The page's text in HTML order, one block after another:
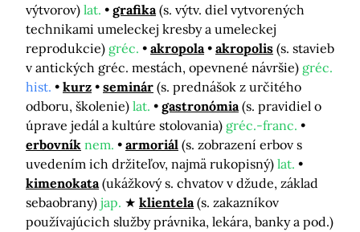
výtvorov) lat. grafika (s. výtv. diel vytvorených
technikami umeleckej kresby a umeleckej
reprodukcie) gréc. akropola akropolis (s. stavieb
v antických gréc. mestách, opevnené návršie) gréc.
hist.
kurz seminár (s. prednášok z určitého
odboru, školenie) lat. gastronómia (s. pravidiel o
úprave jedál a kultúre stolovania) gréc.-franc.
erbovník nem. armoriál (s. zobrazení erbov s
uvedením ich držiteľov, najmä rukopisný) lat.
kimenokata (ukážkový s. chvatov v džude, základ
sebaobrany) jap. klientela (s. zakazníkov
používajúcich služby právnika, lekára, banky a pod.)